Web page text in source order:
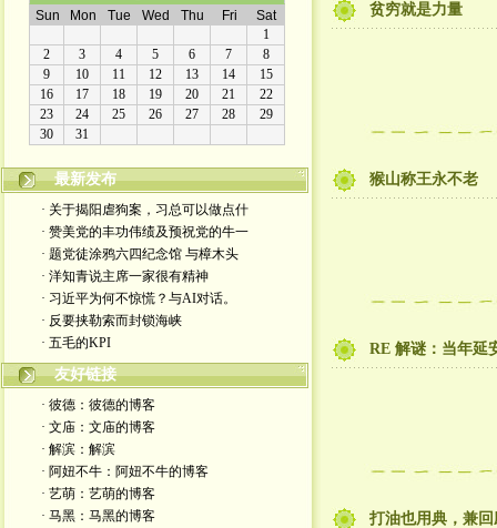
最新发布
· 关于揭阳虐狗案，习总可以做点什
· 赞美党的丰功伟绩及预祝党的牛一
· 题党徒涂鸦六四纪念馆 与樟木头
· 洋知青说主席一家很有精神
· 习近平为何不惊慌？与AI对话。
· 反要挟勒索而封锁海峡
· 五毛的KPI
友好链接
· 彼德：彼德的博客
· 文庙：文庙的博客
· 解滨：解滨
· 阿妞不牛：阿妞不牛的博客
· 艺萌：艺萌的博客
· 马黑：马黑的博客
贫穷就是力量
猴山称王永不老
RE 解谜：当年延
打油也用典，兼